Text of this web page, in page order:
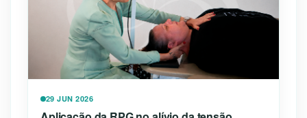
29 JUN 2026